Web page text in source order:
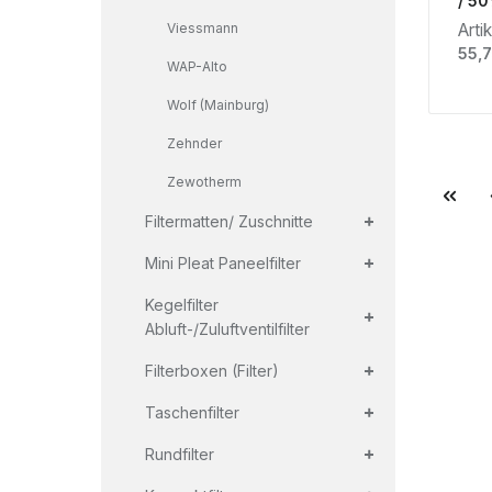
Viessmann
WAP-Alto
Wolf (Mainburg)
Zehnder
Zewotherm
Filtermatten/ Zuschnitte +
Mini Pleat Paneelfilter +
Kegelfilter
Abluft-/Zuluftventilfilter
Filterboxen (Filter) +
Taschenfilter +
Rundfilter +
+